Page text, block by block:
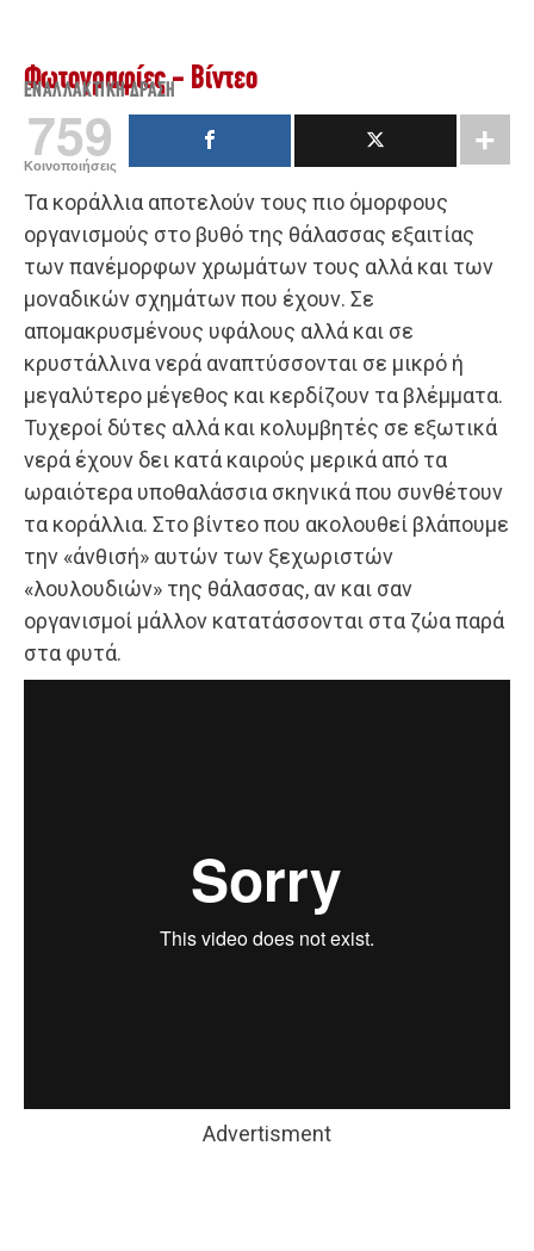
Φωτογραφίες - Βίντεο
ΕΝΑΛΛΑΚΤΙΚΉ ΔΡΆΣΗ
759
Κοινοποιήσεις
Τα κοράλλια αποτελούν τους πιο όμορφους
οργανισμούς στο βυθό της θάλασσας εξαιτίας
των πανέμορφων χρωμάτων τους αλλά και των
μοναδικών σχημάτων που έχουν. Σε
απομακρυσμένους υφάλους αλλά και σε
κρυστάλλινα νερά αναπτύσσονται σε μικρό ή
μεγαλύτερο μέγεθος και κερδίζουν τα βλέμματα.
Τυχεροί δύτες αλλά και κολυμβητές σε εξωτικά
νερά έχουν δει κατά καιρούς μερικά από τα
ωραιότερα υποθαλάσσια σκηνικά που συνθέτουν
τα κοράλλια. Στο βίντεο που ακολουθεί βλάπουμε
την «άνθισή» αυτών των ξεχωριστών
«λουλουδιών» της θάλασσας, αν και σαν
οργανισμοί μάλλον κατατάσσονται στα ζώα παρά
στα φυτά.
Advertisment